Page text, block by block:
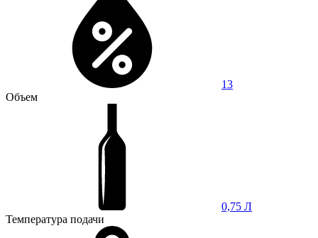
13
Объем
0,75 Л
Температура подачи